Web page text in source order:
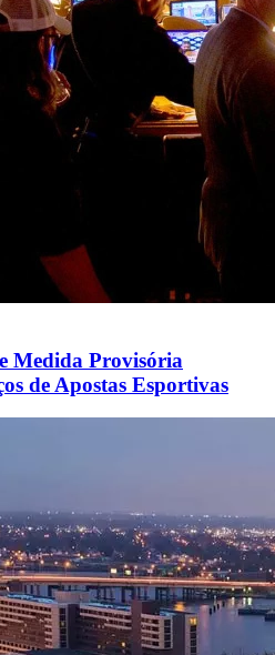
Medida Provisória
de Apostas Esportivas